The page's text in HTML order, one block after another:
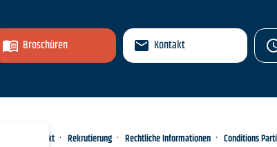
Broschüren Kontakt
Kontakt Rekrutierung Rechtliche Informationen Conditions